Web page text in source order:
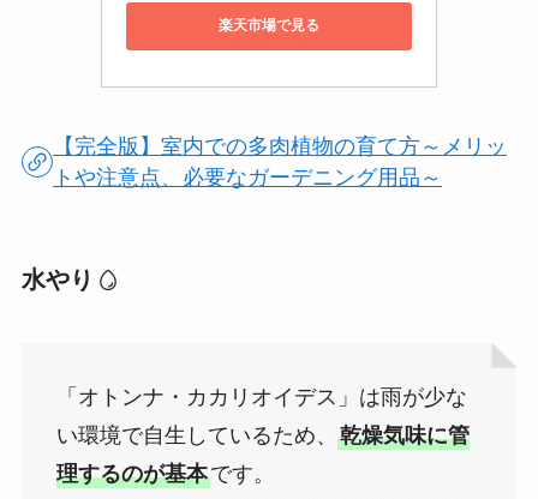
楽天市場で見る
【完全版】室内での多肉植物の育て方～メリッ
トや注意点、必要なガーデニング用品～
水やり
「オトンナ・カカリオイデス」は雨が少な
い環境で自生しているため、 乾燥気味に管
理するのが基本です。